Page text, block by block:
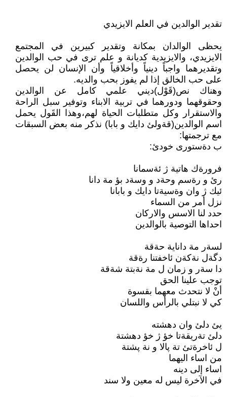
تقدير الوالدين في العلم الايزيدي
يحظى الوالدان بمكانة وتقدير كبيرين في المجتمع
الايزيدي، والايزيدية كديانة و علم ترى في حب الوالدين
وتقديرهما واجباً دينياً وأخلاقياً وأن الإنسان لن يحصل
على حب الخالق إذا لم يفوز بحب والديه.
وهناك نص(قَوْل)ديني علمي كامل عن الوالدين
وحقوقهما ودورهما في تربية الابناء وتوفير سبل الراحة
والاستقرار وكل متطلبات الحياة لهم،وهذا القَول يحمل
اسم الوالدين(قةولئ دايك و بابا) نذكر منه بعض السبقات
مع ترجمتها:
ب دةستورى خودئ:
فرورةك هاتية ژ ئةسمانا
رئ و رةسم وحةد و وسةد بؤ مة دانا
ئيك ژ وان وةسيةتا دايك و بابانا
نزل أمر من السماء
حدد لنا الاسس والاركان
احداها التوصية بالوالدين
لسةر مة داناية حةقة
دگةل نةكةن ئاخفتنا رةقة
دا سةر و زمان ل مة نةبتة شةقة
توجب علينا الحق
أنْ لا نتحدث معهما بقسوة
كي لا نبتلي بالرأس واللسان
يئ دلئ وان دهشته
دلئ تةريقةتا خؤ ژ خؤ دهشتة
ل ئاخرةتئ تة پالا و نة پشتة
من اساء اليهما
اساء إلى دينه
في الآخرة ليس له معين ولا سند